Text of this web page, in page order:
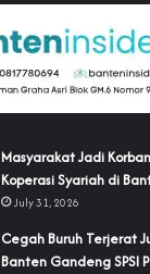
‎Masyarakat Jadi
Koperasi Syariah di
July 31, 2026
Cegah Buruh Terjerat
Banten Gandeng SPSI